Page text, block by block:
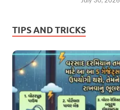
TIPS AND TRICKS